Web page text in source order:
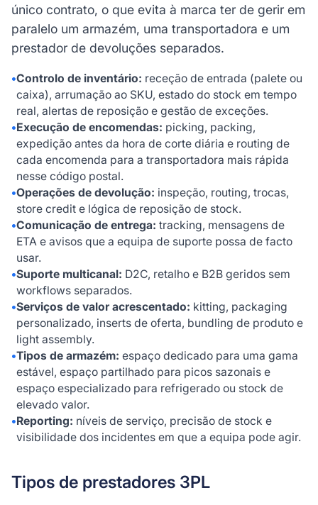
único contrato, o que evita à marca ter de gerir em
paralelo um armazém, uma transportadora e um
prestador de devoluções separados.
•Controlo de inventário: receção de entrada (palete ou
caixa), arrumação ao SKU, estado do stock em tempo
real, alertas de reposição e gestão de exceções.
•Execução de encomendas: picking, packing,
expedição antes da hora de corte diária e routing de
cada encomenda para a transportadora mais rápida
nesse código postal.
•Operações de devolução: inspeção, routing, trocas,
store credit e lógica de reposição de stock.
•Comunicação de entrega: tracking, mensagens de
ETA e avisos que a equipa de suporte possa de facto
usar.
•Suporte multicanal: D2C, retalho e B2B geridos sem
workflows separados.
•Serviços de valor acrescentado: kitting, packaging
personalizado, inserts de oferta, bundling de produto e
light assembly.
•Tipos de armazém: espaço dedicado para uma gama
estável, espaço partilhado para picos sazonais e
espaço especializado para refrigerado ou stock de
elevado valor.
•Reporting: níveis de serviço, precisão de stock e
visibilidade dos incidentes em que a equipa pode agir.
Tipos de prestadores 3PL